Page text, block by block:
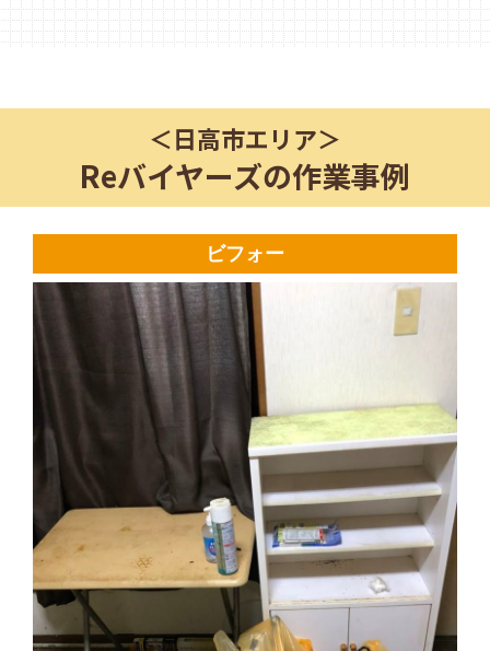
＜日高市エリア＞
Reバイヤーズの作業事例
ビフォー